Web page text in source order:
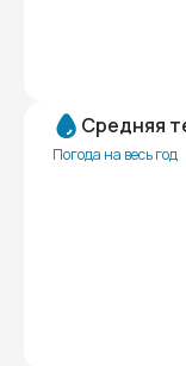
Средняя
Погода на весь год